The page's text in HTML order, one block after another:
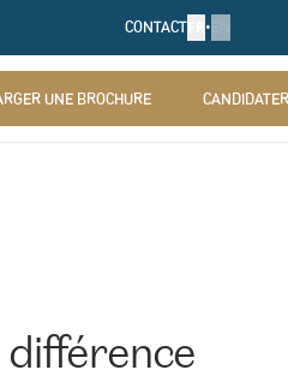
CONTACT •
UNE BROCHURE CANDIDATER
différence